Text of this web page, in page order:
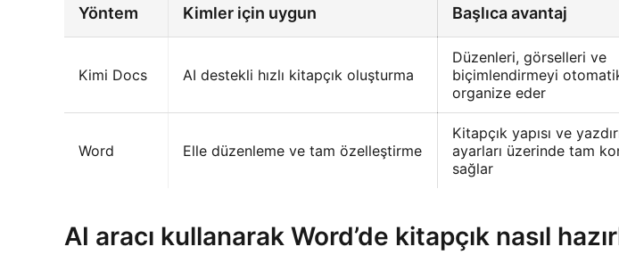
Yöntem Kimler için uygun Başlıca avantaj
Kimi Docs AI destekli hızlı kitapçık oluşturma
Düzenleri, görselleri ve
biçimlendirmeyi
organize eder
Word Elle düzenleme ve tam özelleştirme
Kitapçık yapısı ve
ayarları üzerinde tam
sağlar
AI aracı kullanarak Word’de kitapçık nasıl